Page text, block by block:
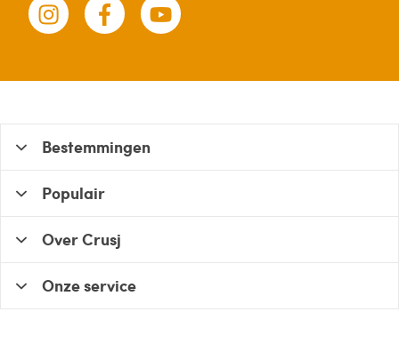
Bestemmingen
Populair
Over Crusj
Onze service